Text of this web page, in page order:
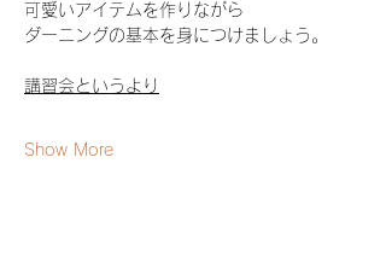
可愛いアイテムを作りながら
ダーニングの基本を身につけましょう。
講習会というより
Show More